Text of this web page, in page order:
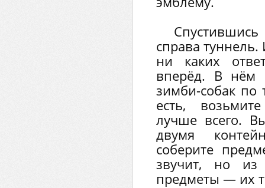
справа
ни каких
вперёд. В нём
зимби-собак по
есть,
лучше всего.
двумя
соберите
звучит, но из
предметы — их